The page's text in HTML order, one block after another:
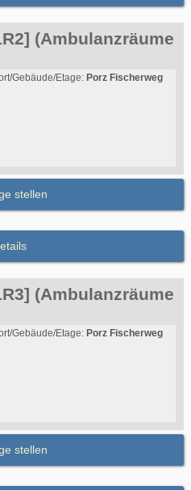
(Ambulanzräume
Gebäude/Etage: Porz Fischerweg
stellen
(Ambulanzräume
Gebäude/Etage: Porz Fischerweg
stellen